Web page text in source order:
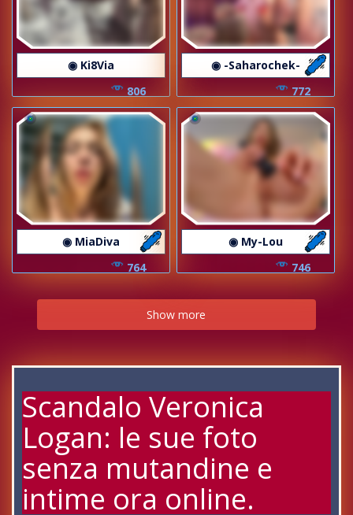
◉ Ki8Via
806
◉ -Saharochek-
772
◉ MiaDiva
764
◉ My-Lou
746
Show more
Scandalo Veronica
Logan: le sue foto
senza mutandine e
intime ora online.